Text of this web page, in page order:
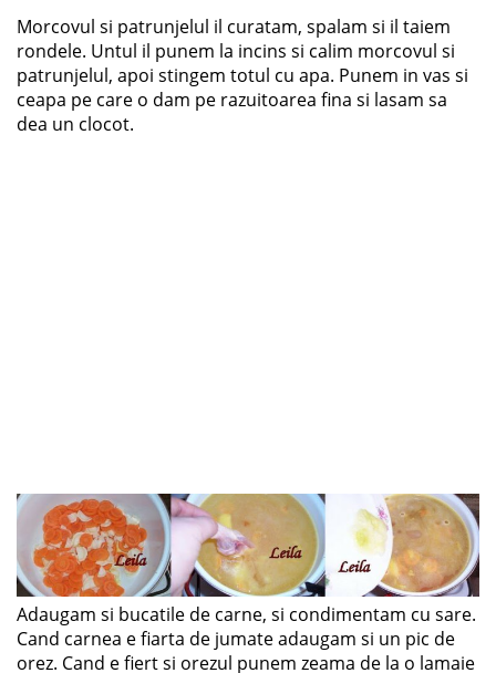
Morcovul si patrunjelul il curatam, spalam si il taiem
rondele. Untul il punem la incins si calim morcovul si
patrunjelul, apoi stingem totul cu apa. Punem in vas si
ceapa pe care o dam pe razuitoarea fina si lasam sa
dea un clocot.
Adaugam si bucatile de carne, si condimentam cu sare.
Cand carnea e fiarta de jumate adaugam si un pic de
orez. Cand e fiert si orezul punem zeama de la o lamaie